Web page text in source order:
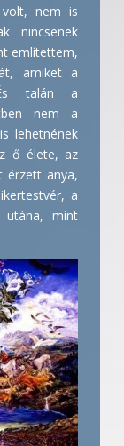
nem is
nincsenek
említettem,
amiket a
talán a
nem a
lehetnének
ő élete, az
érzett anya,
a
utána, mint